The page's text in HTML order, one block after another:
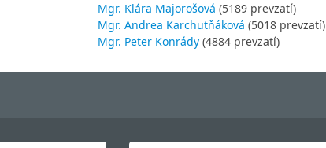
Mgr. Klára Majorošová (5189 prevzatí)
Mgr. Andrea Karchutňáková (5018 prevzatí)
Mgr. Peter Konrády (4884 prevzatí)